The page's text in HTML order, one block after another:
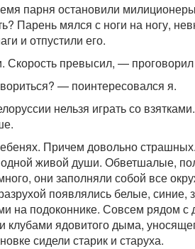
парня остановили
Парень мялся с ноги на ногу,
и отпустили его.
превысил, — проговорил
— поинтересовался я.
нельзя играть со
Причем довольно
живой души. Обветшалые,
они заполняли собой все
появлялись белые,
на подоконнике. Совсем рядом
ядовитого дыма,
сидели старик и старуха.